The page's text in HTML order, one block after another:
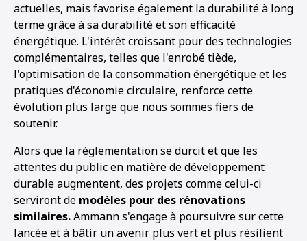
actuelles, mais favorise également la durabilité à long
terme grâce à sa durabilité et son efficacité
énergétique. L'intérêt croissant pour des technologies
complémentaires, telles que l'enrobé tiède,
l'optimisation de la consommation énergétique et les
pratiques d'économie circulaire, renforce cette
évolution plus large que nous sommes fiers de
soutenir.
Alors que la réglementation se durcit et que les
attentes du public en matière de développement
durable augmentent, des projets comme celui-ci
serviront de modèles pour des rénovations
similaires.Ammann s'engage à poursuivre sur cette
lancée et à bâtir un avenir plus vert et plus résilient